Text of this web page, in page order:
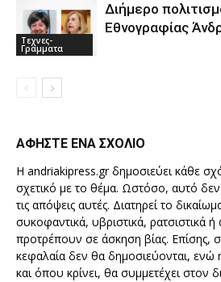
Τεχνες-
Γραμματα
Διήμερο
Εθνογραφίας
ΑΦΗΣΤΕ ΕΝΑ ΣΧΟΛΙΟ
Η andriakipress.gr δημοσιεύει κάθε
σχετικό με το θέμα. Ωστόσο, αυτό δεν
τις απόψεις αυτές. Διατηρεί το
συκοφαντικά, υβριστικά, ρατσιστικά
προτρέπουν σε άσκηση βίας. Επίσης,
κεφαλαία δεν θα δημοσιεύονται, ενώ
και όπου κρίνει, θα συμμετέχει στον